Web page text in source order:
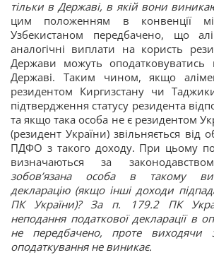
тільки в Державі, в якій вони
цим положенням в конвенції
Узбекистаном передбачено, що
аналогічні виплати на користь
Держави можуть оподатковуватись
Державі. Таким чином, якщо
резидентом Киргизстану чи
підтвердження статусу резидента
та якщо така особа не є резидентом
(резидент України) звільняється від
ПДФО з такого доходу. При цьому
визначаються за
зобов’язана особа в такому
декларацію (якщо інші доходи
ПК України)? За п. 179.2 ПК
неподання податкової декларації в
не передбачено, проте виходячи
оподаткування не виникає.